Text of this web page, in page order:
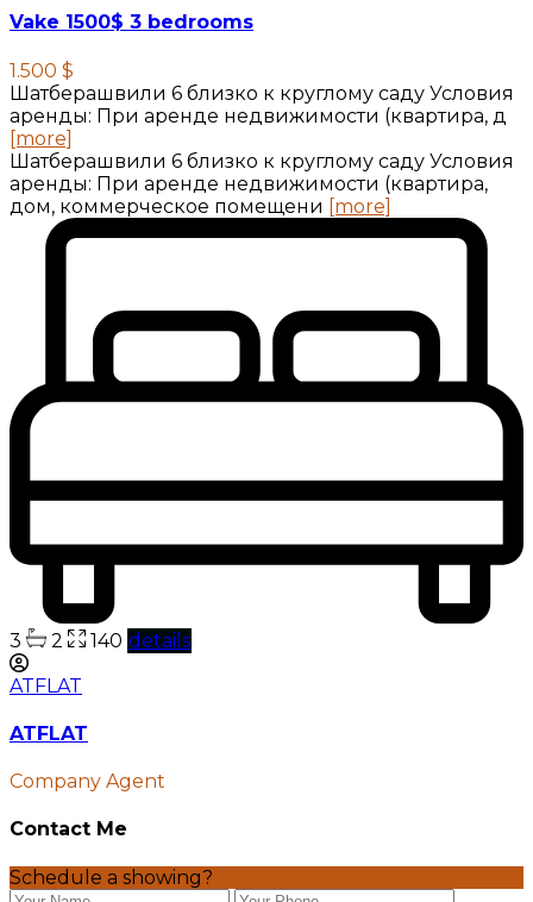
Vake 1500$ 3 bedrooms
1.500 $
Шатберашвили 6 близко к круглому саду Условия
аренды: При аренде недвижимости (квартира, д
[more]
Шатберашвили 6 близко к круглому саду Условия
аренды: При аренде недвижимости (квартира,
дом, коммерческое помещени [more]
3 2 140 details
ATFLAT
ATFLAT
Company Agent
Contact Me
Schedule a showing?